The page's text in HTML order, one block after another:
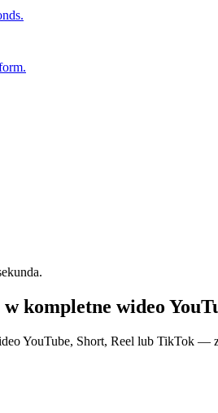
kompletne wideo
YouTube, Short, Reel lub TikTok